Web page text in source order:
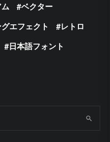
ベクター
エフェクト
レトロ
日本語フォント